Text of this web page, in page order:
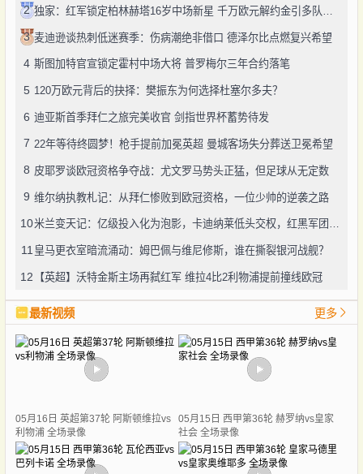
2
3 麦迪逊谈热刺低迷赛季：伤病潮绝非借口 德泽尔比点燃复兴希望
4 斯图加特官宣锁定霍村中场大将 普罗梅尔三年合约落笔
5 120万欧元背后的抉择：樊振东为何选择杜塞尔多夫？
6 迪亚斯首季拜仁之旅完美收官 剑指世界杯蓄势待发
7 22年等待终圆梦！枪手提前加冕英超 曼城客场失分葬送卫冕希望
8 皮耶罗谈欧冠资格争夺战：尤文罗马势头正猛，但足球从无定数
9 维尔纳执教札记：从拜仁惨败到欧冠资格，一位少帅的逆袭之路
10 米兰变天记：亿级投入化为泡影，卡迪纳莱低头交权，红黑军团命运系于"囧叔"一念
11 皇马更衣室暗流涌动：姆巴佩与维尼修斯，谁在撕裂银河战舰？
12 【英超】沃特金斯主场再弑红军 维拉4比2利物浦提前撞线欧冠
最新视频 更多
05月16日 英超第37轮 阿斯顿维拉vs
利物浦 全场录像
05月15日 西甲第36轮 赫罗纳vs皇家
社会 全场录像